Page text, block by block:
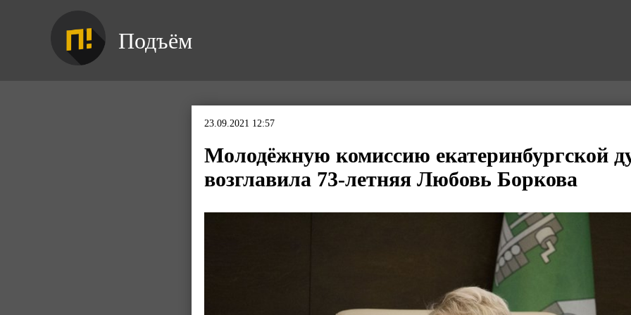
Подъём
23.09.2021 12:57
Молодёжную комиссию екатеринбургской
возглавила 73-летняя Любовь Боркова